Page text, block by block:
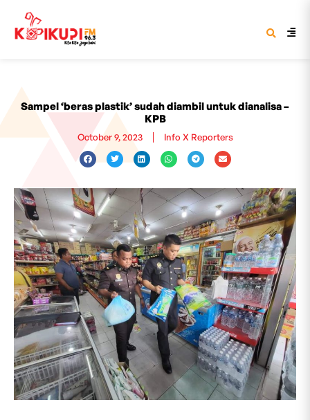
Sampel ‘beras plastik’ sudah diambil untuk dianalisa –
KPB
October 9, 2023 Info X Reporters